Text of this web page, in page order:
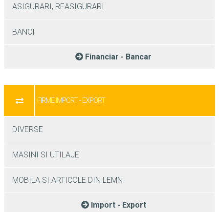
ASIGURARI, REASIGURARI
BANCI
Financiar - Bancar
FIRME IMPORT - EXPORT
DIVERSE
MASINI SI UTILAJE
MOBILA SI ARTICOLE DIN LEMN
Import - Export